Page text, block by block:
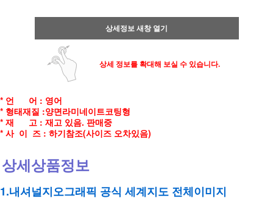
상세정보 새창 열기
상세 정보를 확대해 보실 수 있습니다.
* 언 어 : 영어
* 형태재질 :양면라미네이트코팅형
* 재 고 : 재고 있음. 판매중
* 사 이 즈 : 하기참조(사이즈 오차있음)
상세상품정보
1.내셔널지오그래픽 공식 세계지도 전체이미지